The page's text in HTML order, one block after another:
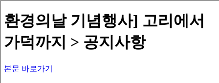
환경의날 기념행사] 고리에서
가덕까지 > 공지사항
본문 바로가기